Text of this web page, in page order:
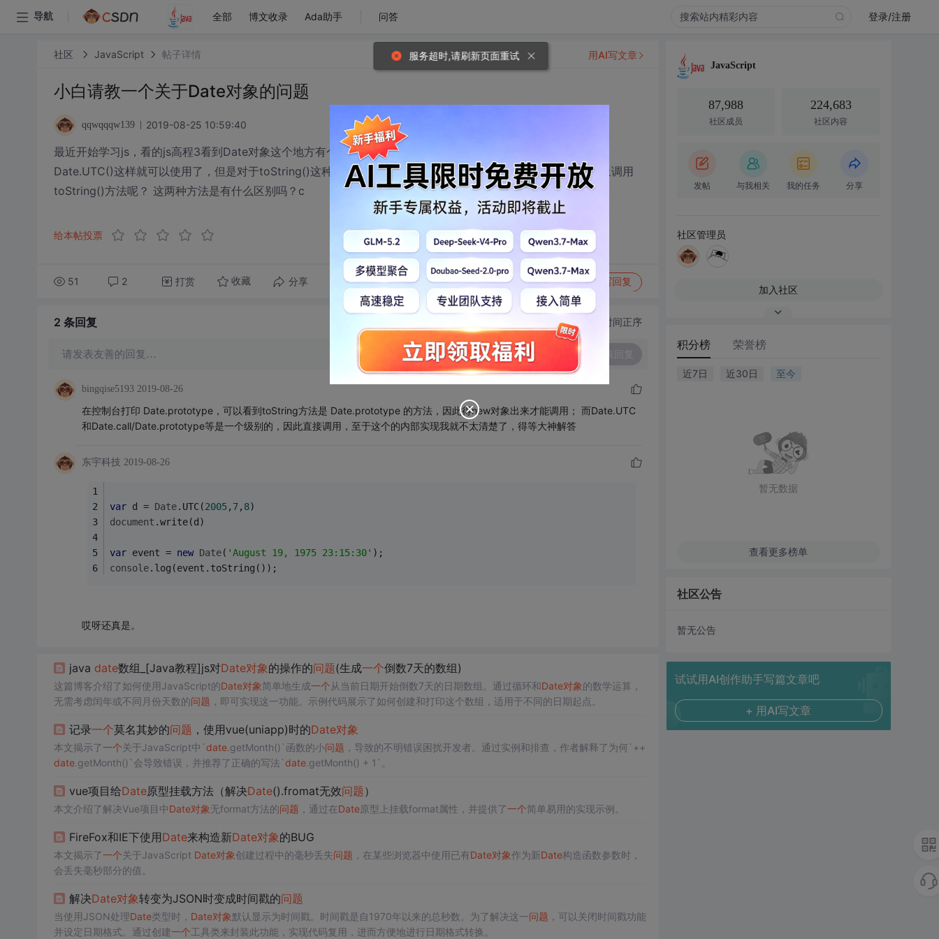
导航 全部 博文收录 Ada助手 问答 登录/注册
社区 JavaScript 帖子详情
小白请教一个关于Date对象的问题
qqwqqqw139 2019-08-25 10:59:40
最近开始学习js，看的js高程3看到Date对象这个地方有个疑问。就是对于utc和parse这种类型的方法，直接调用
Date.UTC()这样就可以使用了，但是对于toString()这种方法，为啥就必须先new一个对象出来然后再对这个对象调用
toString()方法呢？ 这两种方法是有什么区别吗？c
给本帖投票
51 2 打赏 收藏 分享 转发到动态 举报 写回复
用AI写文章
2 条回复 切换为时间正序
请发表友善的回复…
bingqise5193 2019-08-26
在控制台打印 Date.prototype，可以看到toString方法是 Date.prototype 的方法，因此得new对象出来才能调用； 而Date.UTC
和Date.call/Date.prototype等是一个级别的，因此直接调用，至于这个的内部实现我就不太清楚了，得等大神解答
东宇科技 2019-08-26
var d = Date.UTC(2005, 7, 8)
document .write(d)
var event = new Date( 'August 19, 1975 23:15:30' );
console.log(event.toString());
哎呀还真是。
java date数组_[Java教程]js对Date对象的操作的问题(生成一个倒数7天的数组)
这篇博客介绍了如何使用JavaScript的Date对象简单地生成一个从当前日期开始倒数7天的日期数组。通过循环和Date对象的数学运算，
无需考虑闰年或不同月份天数的问题 ，即可实现这一功能。示例代码展示了如何创建和打印这个数组，适用于不同的日期起点。
记录一个莫名其妙的问题 ，使用vue(uniapp)时的Date对象
本文揭示了一个关于JavaScript中`date.getMonth()`函数的小问题 ，导致的不明错误困扰开发者。通过实例和排查，作者解释了为何`++
date.getMonth()`会导致错误，并推荐了正确的写法`date.getMonth() + 1`。
vue项目给Date原型挂载方法（解决Date().fromat无效问题）
本文介绍了解决Vue项目中Date对象无format方法的问题 ，通过在Date原型上挂载format属性，并提供了一个简单易用的实现示例。
FireFox和IE下使用Date来构造新Date对象的BUG
本文揭示了一个关于JavaScript Date对象创建过程中的毫秒丢失问题 ，在某些浏览器中使用已有Date对象作为新Date构造函数参数时，
会丢失毫秒部分的值。
解决Date对象转变为JSON时变成时间戳的问题
当使用JSON处理Date类型时， Date对象默认显示为时间戳。时间戳是自1970年以来的总秒数。为了解决这一问题 ，可以关闭时间戳功能
并设定日期格式。通过创建一个工具类来封装此功能，实现代码复用，进而方便地进行日期格式转换。
JavaScript
87,988
社区成员
224,683
社区内容
发帖 与我相关 我的任务 分享
社区管理员
加入社区
积分榜 荣誉榜
近7日 近30日 至今
暂无数据
查看更多榜单
社区公告
暂无公告
试试用AI创作助手写篇文章吧
+ 用AI写文章
服务超时,请刷新页面重试